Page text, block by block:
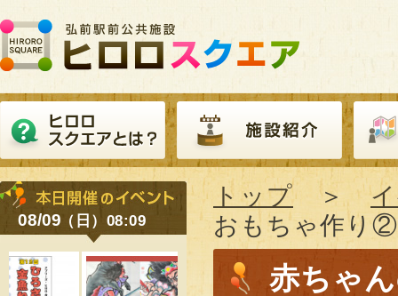
トップ＞
おもちゃ作り②
赤ちゃ
08/09（日）08:09